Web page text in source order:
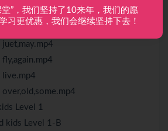
Level 1
kids Level 1-B
”，我们坚持了10来年，我们的愿
习更优惠，我们会继续坚持下去！